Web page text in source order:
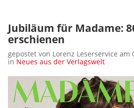
Jubiläum für Madame:
erschienen
gepostet von Lorenz Leserservice am
in Neues aus der Verlagswelt